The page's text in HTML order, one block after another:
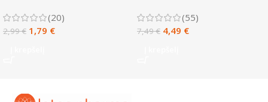
(20)
2,99€ 1,79 €
(55)
7,49€ 4,49 €